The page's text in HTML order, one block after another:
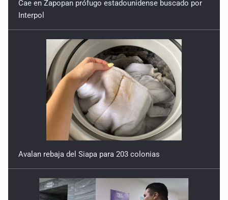
Cae en Zapopan prófugo estadounidense buscado por
Interpol
Avalan rebaja del Siapa para 203 colonias